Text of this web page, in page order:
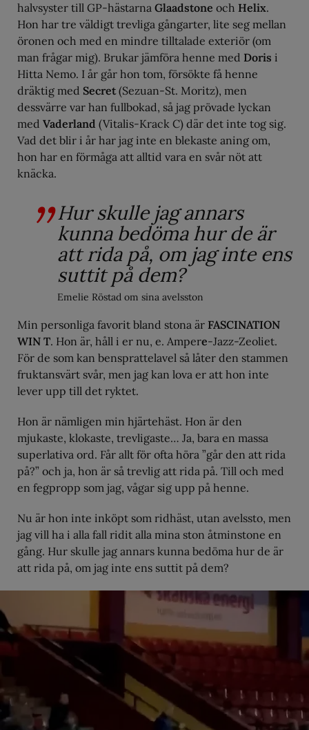
halvsyster till GP-hästarna Glaadstone och Helix.
Hon har tre väldigt trevliga gångarter, lite seg mellan
öronen och med en mindre tilltalade exteriör (om
man frågar mig). Brukar jämföra henne med Doris i
Hitta Nemo. I år går hon tom, försökte få henne
dräktig med Secret(Sezuan-St. Moritz), men
dessvärre var han fullbokad, så jag prövade lyckan
med Vaderland (Vitalis-Krack C) där det inte tog sig.
Vad det blir i år har jag inte en blekaste aning om,
hon har en förmåga att alltid vara en svår nöt att
knäcka.
Hur skulle jag annars
kunna bedöma hur de är
att rida på, om jag inte ens
suttit på dem?
Emelie Röstad om sina avelsston
Min personliga favorit bland stona är FASCINATION
WIN T. Hon är, håll i er nu, e. Ampere-Jazz-Zeoliet.
För de som kan bensprattelavel så låter den stammen
fruktansvärt svår, men jag kan lova er att hon inte
lever upp till det ryktet.
Hon är nämligen min hjärtehäst. Hon är den
mjukaste, klokaste, trevligaste… Ja, bara en massa
superlativa ord. Får allt för ofta höra ”går den att rida
på?” och ja, hon är så trevlig att rida på. Till och med
en fegpropp som jag, vågar sig upp på henne.
Nu är hon inte inköpt som ridhäst, utan avelssto, men
jag vill ha i alla fall ridit alla mina ston åtminstone en
gång. Hur skulle jag annars kunna bedöma hur de är
att rida på, om jag inte ens suttit på dem?